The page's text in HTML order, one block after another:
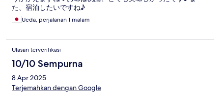
た、宿泊したいですね♪
Ueda, perjalanan 1 malam
Ulasan terverifikasi
10/10 Sempurna
8 Apr 2025
Terjemahkan dengan Google